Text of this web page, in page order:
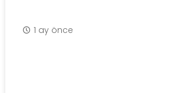
1 ay önce